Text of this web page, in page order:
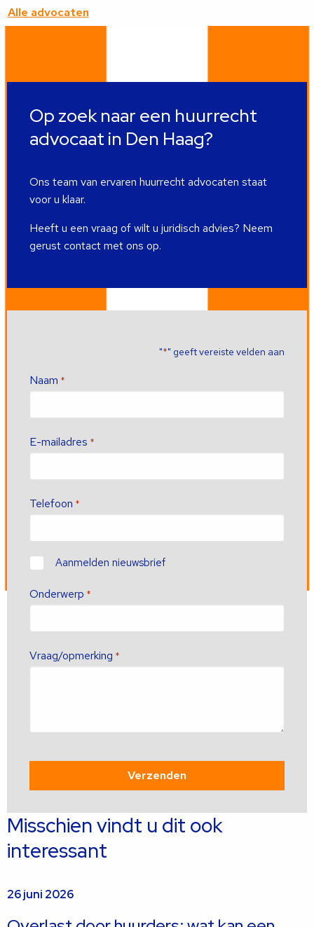
advocaat
Alle advocaten
Op zoek naar een huurrecht
advocaat in Den Haag?
Ons team van ervaren huurrecht advocaten staat
voor u klaar.
Heeft u een vraag of wilt u juridisch advies? Neem
gerust contact met ons op.
"*" geeft vereiste velden aan
Naam *
E-mailadres *
Telefoon *
ContactAanmelden nieuwsbrief
Onderwerp *
Vraag/opmerking *
Misschien vindt u dit ook
interessant
26 juni 2026